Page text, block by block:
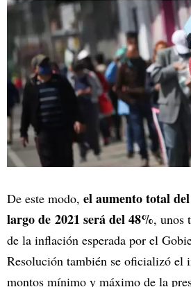
De este modo, el aumento total
largo de 2021 será del 48%, unos
de la inflación esperada por el
Resolución también se oficializó el
montos mínimo y máximo de la